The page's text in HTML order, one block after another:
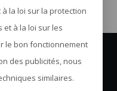
infolettre
offres
la loi sur la protection
à la loi sur les
le bon fonctionnement
des publicités, nous
similaires.